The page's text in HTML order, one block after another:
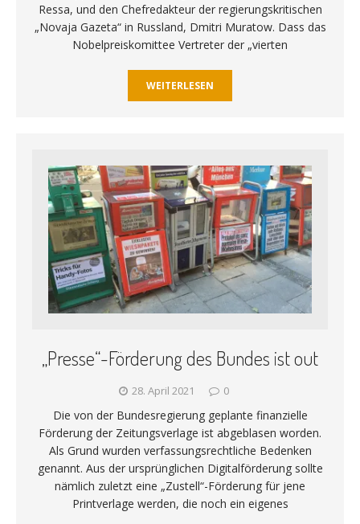
Ressa, und den Chefredakteur der regierungskritischen
„Novaja Gazeta“ in Russland, Dmitri Muratow. Dass das
Nobelpreiskomittee Vertreter der „vierten
WEITERLESEN
„Presse“-Förderung des Bundes ist out
28. April 2021 0
Die von der Bundesregierung geplante finanzielle
Förderung der Zeitungsverlage ist abgeblasen worden.
Als Grund wurden verfassungsrechtliche Bedenken
genannt. Aus der ursprünglichen Digitalförderung sollte
nämlich zuletzt eine „Zustell“-Förderung für jene
Printverlage werden, die noch ein eigenes